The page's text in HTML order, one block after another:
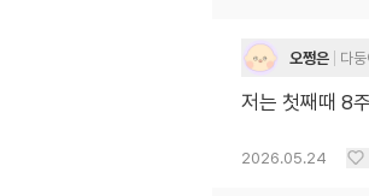
오쩡은 다
저는 첫째때 8
2026.05.24